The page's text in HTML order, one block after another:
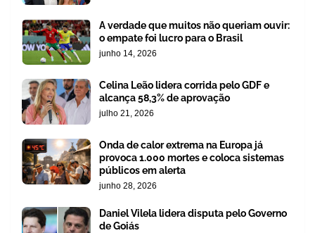
A verdade que muitos não queriam ouvir:
o empate foi lucro para o Brasil
junho 14, 2026
Celina Leão lidera corrida pelo GDF e
alcança 58,3% de aprovação
julho 21, 2026
Onda de calor extrema na Europa já
provoca 1.000 mortes e coloca sistemas
públicos em alerta
junho 28, 2026
Daniel Vilela lidera disputa pelo Governo
de Goiás